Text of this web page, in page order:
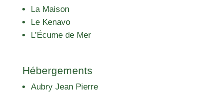
La Maison
Le Kenavo
L’Écume de Mer
Hébergements
Aubry Jean Pierre